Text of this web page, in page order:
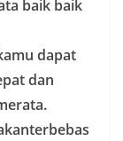
baik baik
dapat
dan